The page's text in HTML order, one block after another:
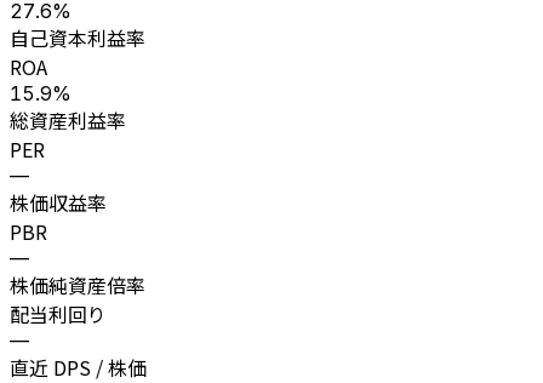
27.6%
自己資本利益率
ROA
15.9%
総資産利益率
PER
—
株価収益率
PBR
—
株価純資産倍率
配当利回り
—
直近 DPS / 株価